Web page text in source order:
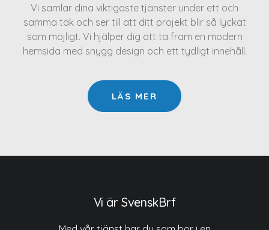
Vi samlar dina viktigaste tjänster under ett och
samma tak och ser till att ditt projekt blir så lyckat
som möjligt. Vi hjälper dig att ta fram en modern
hemsida med snygg design och ett tydligt innehåll.
LÄS MER
Vi är SvenskBrf